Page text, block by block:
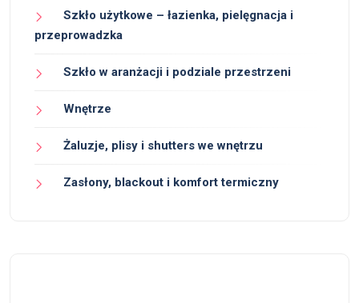
Szkło użytkowe – łazienka, pielęgnacja i
przeprowadzka
Szkło w aranżacji i podziale przestrzeni
Wnętrze
Żaluzje, plisy i shutters we wnętrzu
Zasłony, blackout i komfort termiczny